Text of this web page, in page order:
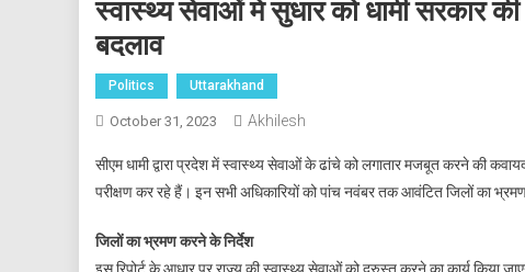
स्वास्थ्य सेवाओं में सुधार को धामी सरकार की
बदलाव
Politics Uttarakhand
October 31, 2023 Akhilesh
सीएम धामी द्वारा प्रदेश में स्वास्थ्य सेवाओं के ढांचे को लगातार मजबूत करने की
परीक्षण कर रहे हैं। इन सभी अधिकारियों को पांच नवंबर तक आवंटित जिलों का
जिलों का भ्रमण करने के निर्देश
इस रिपोर्ट के आधार पर राज्य की स्वास्थ्य सेवाओं को दुरुस्त करने का कार्य किया